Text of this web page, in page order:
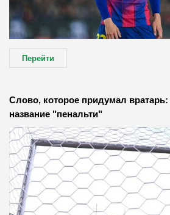
Перейти
Слово, которое придумал
название "пенальти"